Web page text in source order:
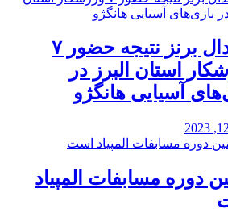
۲ مدال برنز نتیجه حضور ۷
استان البرز در
آسیایی هانگژو
دوره مسابفات المپیاد